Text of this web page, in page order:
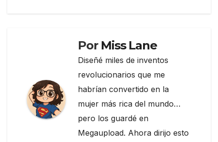
Por Miss Lane
Diseñé miles de inventos
revolucionarios que me
habrían convertido en la
mujer más rica del mundo…
pero los guardé en
Megaupload. Ahora dirijo esto